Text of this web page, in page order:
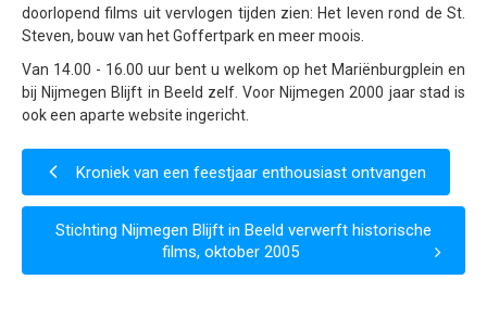
Vrijwilligers
Beeldmateriaal
Contact
Inschrijfformulier
doorlopend films uit vervlogen tijden zien: Het leven rond de St.
Steven, bouw van het Goffertpark en meer moois.
Van 14.00 - 16.00 uur bent u welkom op het Mariënburgplein en
bij Nijmegen Blijft in Beeld zelf. Voor Nijmegen 2000 jaar stad is
ook een aparte website ingericht.
Kroniek van een feestjaar enthousiast ontvangen
Stichting Nijmegen Blijft in Beeld verwerft historische
films, oktober 2005